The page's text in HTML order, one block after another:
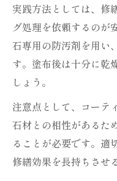
実践方法としては、修
グ処理を依頼するのが
石専用の防汚剤を用い
す。塗布後は十分に乾
しょう。
注意点として、コーテ
石材との相性があるた
ることが必要です。適
修繕効果を長持ちさせ